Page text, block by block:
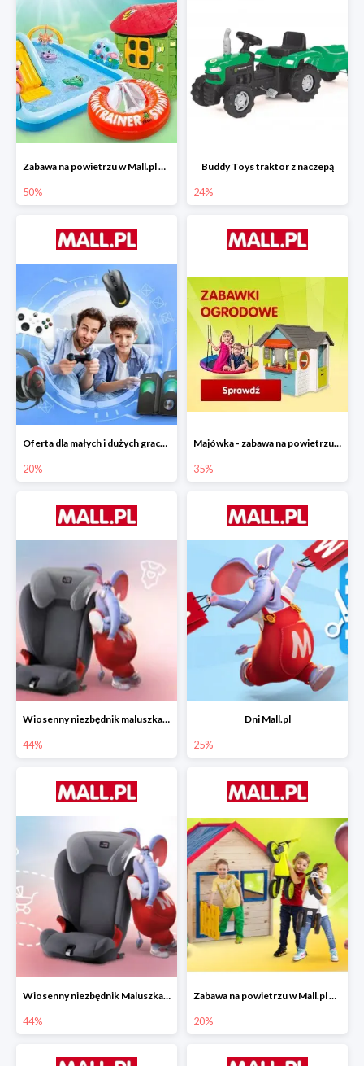
Zabawa na powietrzu w Mall.pl do -50%
50%
Buddy Toys traktor z naczepą
24%
Oferta dla małych i dużych graczy w Mall.pl do -20%
20%
Majówka - zabawa na powietrzu do -35%
35%
Wiosenny niezbędnik maluszka do -44% taniej
44%
Dni Mall.pl
25%
Wiosenny niezbędnik Maluszka w Mall.pl do -44%
44%
Zabawa na powietrzu w Mall.pl do -20%
20%